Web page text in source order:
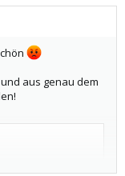
aus genau dem